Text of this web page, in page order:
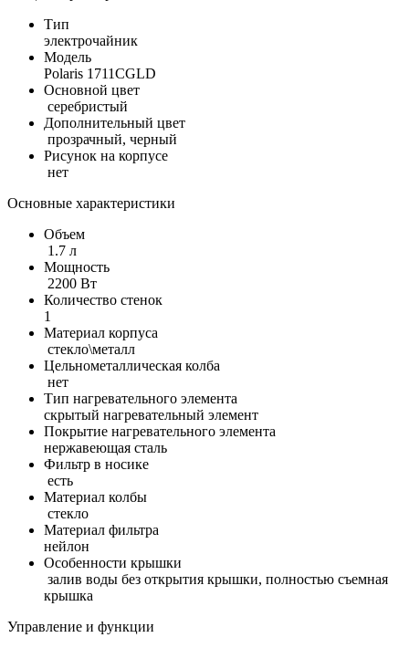
Тип
электрочайник
Модель
Polaris 1711CGLD
Основной цвет
серебристый
Дополнительный цвет
прозрачный, черный
Рисунок на корпусе
нет
Основные характеристики
Объем
1.7 л
Мощность
2200 Вт
Количество стенок
1
Материал корпуса
стекло\металл
Цельнометаллическая колба
нет
Тип нагревательного элемента
скрытый нагревательный элемент
Покрытие нагревательного элемента
нержавеющая сталь
Фильтр в носике
есть
Материал колбы
стекло
Материал фильтра
нейлон
Особенности крышки
залив воды без открытия крышки, полностью съемная
крышка
Управление и функции